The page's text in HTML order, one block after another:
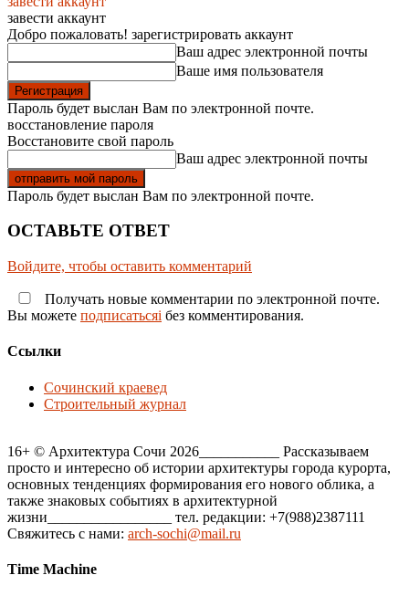
завести аккаунт
Добро пожаловать! зарегистрировать аккаунт
Ваш адрес электронной почты
Ваше имя пользователя
Пароль будет выслан Вам по электронной почте.
восстановление пароля
Восстановите свой пароль
Ваш адрес электронной почты
Пароль будет выслан Вам по электронной почте.
ОСТАВЬТЕ ОТВЕТ
Войдите, чтобы оставить комментарий
Получать новые комментарии по электронной почте.
Вы можете подписатьсяi без комментирования.
Ссылки
Сочинский краевед
Строительный журнал
16+ © Архитектура Сочи 2026___________ Рассказываем
просто и интересно об истории архитектуры города курорта,
основных тенденциях формирования его нового облика, а
также знаковых событиях в архитектурной
жизни_________________ тел. редакции: +7(988)2387111
Свяжитесь с нами: arch-sochi@mail.ru
Time Machine